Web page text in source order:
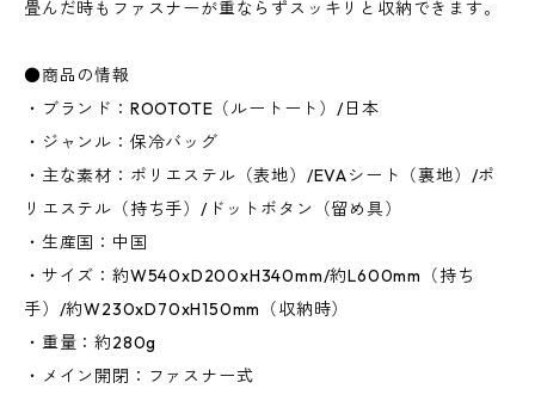
畳んだ時もファスナーが重ならずスッキリと収納できます。
●商品の情報
・ブランド：ROOTOTE（ルートート）/日本
・ジャンル：保冷バッグ
・主な素材：ポリエステル（表地）/EVAシート（裏地）/ポ
リエステル（持ち手）/ドットボタン（留め具）
・生産国：中国
・サイズ：約W540xD200xH340mm/約L600mm（持ち
手）/約W230xD70xH150mm（収納時）
・重量：約280g
・メイン開閉：ファスナー式